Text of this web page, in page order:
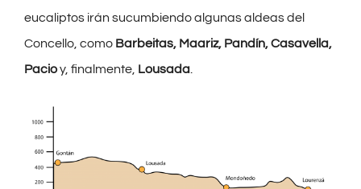
eucaliptos irán sucumbiendo algunas aldeas del
Concello, como Barbeitas, Maariz, Pandín, Casavella,
Pacioy, finalmente, Lousada.